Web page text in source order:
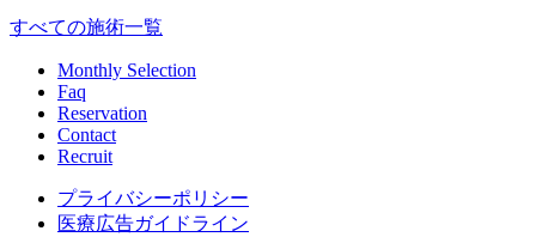
すべての施術一覧
Monthly Selection
Faq
Reservation
Contact
Recruit
プライバシーポリシー
医療広告ガイドライン